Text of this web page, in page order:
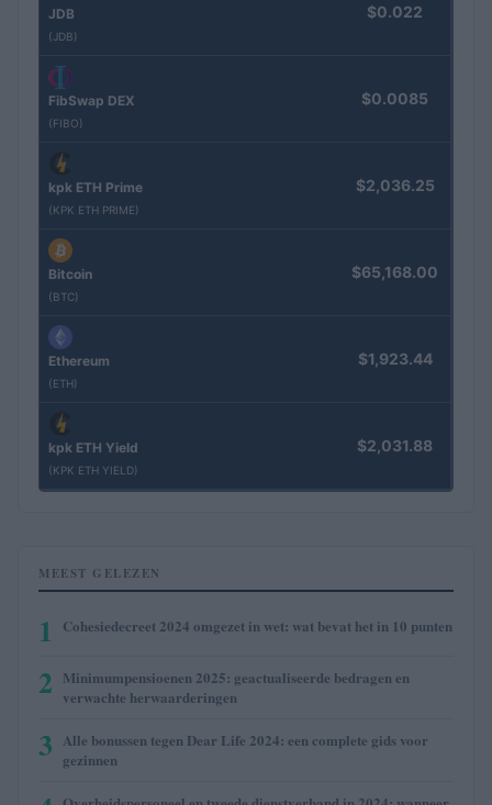
JDB
(JDB)
$0.022
FibSwap DEX
(FIBO)
$0.0085
kpk ETH Prime
(KPK ETH PRIME)
$2,036.25
Bitcoin
(BTC)
$65,168.00
Ethereum
(ETH)
$1,923.44
kpk ETH Yield
(KPK ETH YIELD)
$2,031.88
MEEST GELEZEN
1 Cohesiedecreet 2024 omgezet in wet: wat bevat het in 10 punten
2 Minimumpensioenen 2025: geactualiseerde bedragen en
verwachte herwaarderingen
3 Alle bonussen tegen Dear Life 2024: een complete gids voor
gezinnen